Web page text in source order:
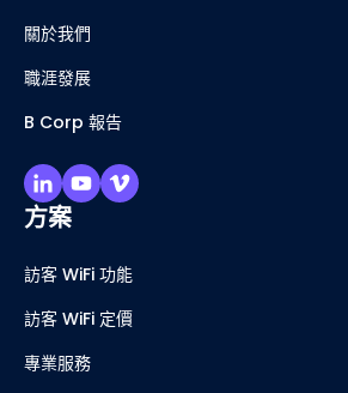
關於我們
職涯發展
B Corp 報告
方案
訪客 WiFi 功能
訪客 WiFi 定價
專業服務